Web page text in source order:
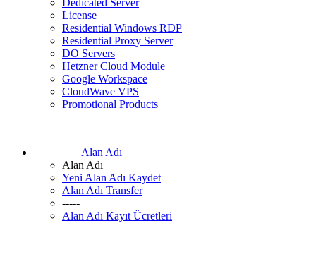
Dedicated Server
License
Residential Windows RDP
Residential Proxy Server
DO Servers
Hetzner Cloud Module
Google Workspace
CloudWave VPS
Promotional Products
Alan Adı
Alan Adı
Yeni Alan Adı Kaydet
Alan Adı Transfer
-----
Alan Adı Kayıt Ücretleri